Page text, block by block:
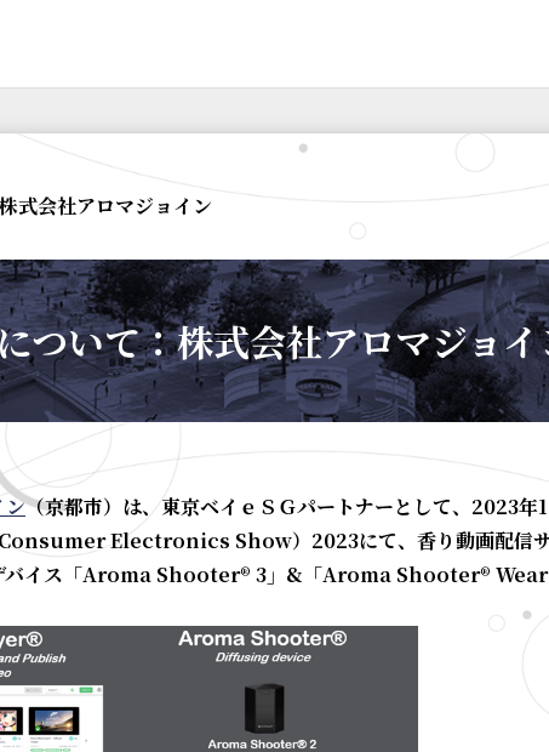
式会社アロマジョイン
ついて：株式会社アロマジョイ
ン（京都市）は、東京ベイｅＳＧパートナーとして、2023年
Electronics Show）2023にて、香り動画配信
バイス「Aroma Shooter® 3」&「Aroma Shooter®